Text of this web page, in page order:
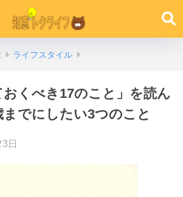
ライフスタイル
おくべき17のこと」を読ん
でにしたい3つのこと
日